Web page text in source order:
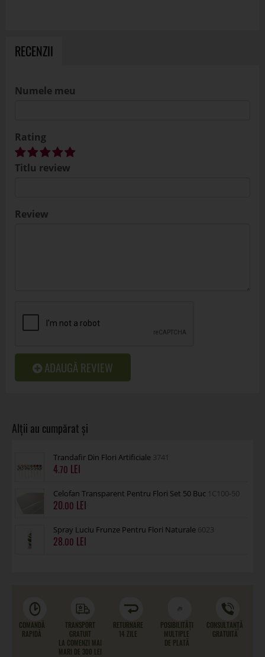
RECENZII
Numele meu
Rating
Titlu review
Review
ADAUGĂ REVIEW
Trandafir Din Flori Artificiale 3741
4.70
Celofan Transparent Pentru Flori Set 50 Buc 1C100-50
20.00
Spray Luciu Frunze Pentru Flori Naturale 6023
28.00
COMANDĂ
RAPIDĂ
TRANSPORT
GRATUIT
LA COMENZI MAI
MARI DE 300 LEI
RETURNARE
14 ZILE
POSIBILITĂȚI
MULTIPLE
DE PLATĂ
CONSULTANȚĂ
GRATUITĂ